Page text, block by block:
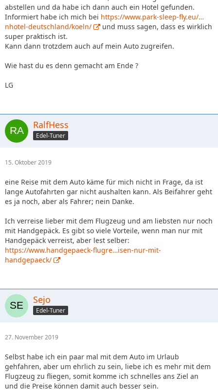
abstellen und da habe ich dann auch ein Hotel gefunden.
Informiert habe ich mich bei https://www.park-sleep-fly.eu/…
nhotel-deutschland/koeln/
und muss sagen, dass es wirklich
super praktisch ist.
Kann dann trotzdem auch auf mein Auto zugreifen.
Wie hast du es denn gemacht am Ende ?
LG
RalfHess
Edel-Tuner
15. Oktober 2019
eine Reise mit dem Auto käme für mich nicht in Frage, da ist
lange Autofahrten gar nicht aushalten kann. Als Beifahrer geht
es ja noch, aber als Fahrer; nein Danke.
Ich verreise lieber mit dem Flugzeug und am liebsten nur noch
mit Handgepäck. Es gibt so viele Vorteile, wenn man nur mit
Handgepäck verreist, aber lest selber:
https://www.handgepaeck-flugre…isen-nur-mit-
handgepaeck/
Sejo
Edel-Tuner
27. November 2019
Selbst habe ich ein paar mal mit dem Auto im Urlaub
gehfahren, aber um ehrlich zu sein, liebe ich es mehr mit dem
Flugzeug zu fliegen, somit komme ich schnelles ans Ziel an
und die Preise können damit auch besser sein.